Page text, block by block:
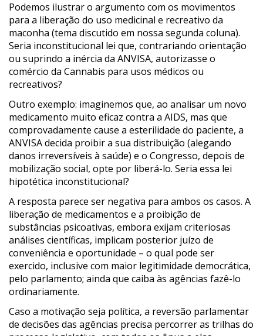
Podemos ilustrar o argumento com os movimentos
para a liberação do uso medicinal e recreativo da
maconha (tema discutido em nossa segunda coluna).
Seria inconstitucional lei que, contrariando orientação
ou suprindo a inércia da ANVISA, autorizasse o
comércio da Cannabis para usos médicos ou
recreativos?
Outro exemplo: imaginemos que, ao analisar um novo
medicamento muito eficaz contra a AIDS, mas que
comprovadamente cause a esterilidade do paciente, a
ANVISA decida proibir a sua distribuição (alegando
danos irreversíveis à saúde) e o Congresso, depois de
mobilização social, opte por liberá-lo. Seria essa lei
hipotética inconstitucional?
A resposta parece ser negativa para ambos os casos. A
liberação de medicamentos e a proibição de
substâncias psicoativas, embora exijam criteriosas
análises científicas, implicam posterior juízo de
conveniência e oportunidade – o qual pode ser
exercido, inclusive com maior legitimidade democrática,
pelo parlamento; ainda que caiba às agências fazê-lo
ordinariamente.
Caso a motivação seja política, a reversão parlamentar
de decisões das agências precisa percorrer as trilhas do